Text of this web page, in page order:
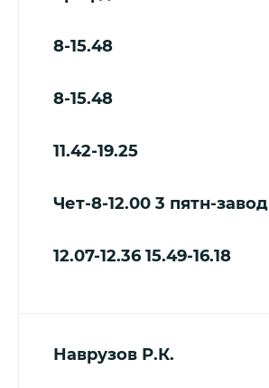
8-15.48
8-15.48
11.42-19.25
Чет-8-12.00 3 пятн-завод
12.07-12.36 15.49-16.18
Наврузов Р.К.